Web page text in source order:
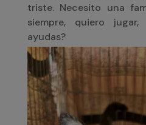
triste. Necesito una
siempre, quiero
ayudas?